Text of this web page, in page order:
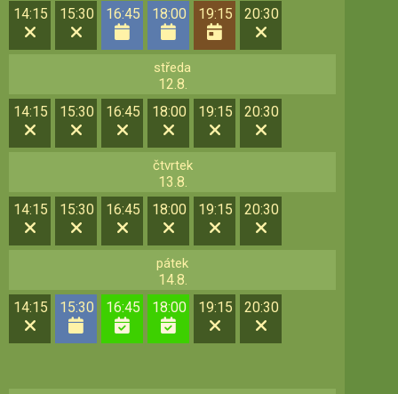
14:15
15:30 16:45 18:00 19:15 20:30
středa
12.8.
14:15
15:30 16:45 18:00 19:15 20:30
čtvrtek
13.8.
14:15
15:30 16:45 18:00 19:15 20:30
pátek
14.8.
14:15
15:30 16:45 18:00 19:15 20:30